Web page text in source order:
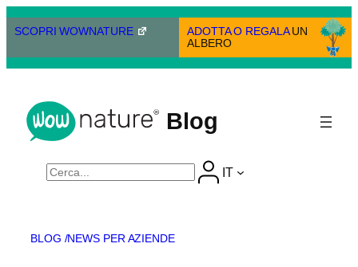
Vai
alSCOPRI WOWNATURE ADOTTA O REGALAUN
ALBERO
Blog
Cerca IT
BLOG /NEWS PER AZIENDE